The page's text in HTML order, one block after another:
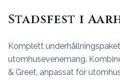
Stadsfest i
Komplett
utomhusevenemang.
& Greet, anpassat för